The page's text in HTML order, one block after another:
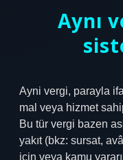
Aynı
Ayni vergi, parayla
mal veya hizmet
Bu tür vergi bazen
yakıt (bkz: sursat,
için veya kamu